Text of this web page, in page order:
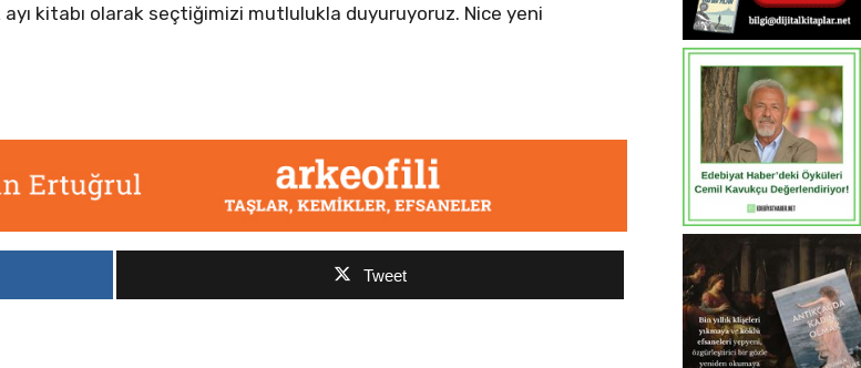
ayı kitabı olarak seçtiğimizi mutlulukla duyuruyoruz. Nice yeni
Tweet